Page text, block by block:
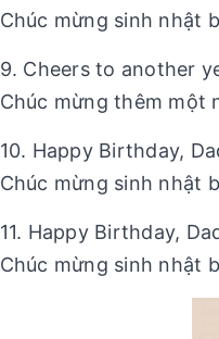
Chúc mừng sinh nhật
9. Cheers to another
Chúc mừng thêm một
10. Happy Birthday,
Chúc mừng sinh nhật
11. Happy Birthday,
Chúc mừng sinh nhật